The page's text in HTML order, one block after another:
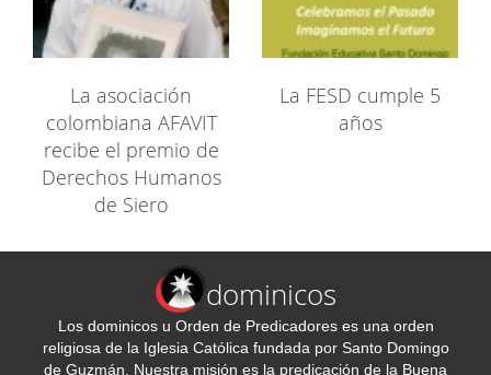
La asociación
colombiana AFAVIT
recibe el premio de
Derechos Humanos
de Siero
La FESD cumple 5
años
dominicos
Los dominicos u Orden de Predicadores es una orden
religiosa de la Iglesia Católica fundada por Santo Domingo
de Guzmán. Nuestra misión es la predicación de la Buena